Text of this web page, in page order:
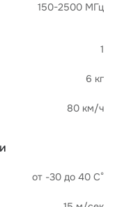
150-2500 МГц
1
6 кг
80 км/ч
от -30 до 40 С°